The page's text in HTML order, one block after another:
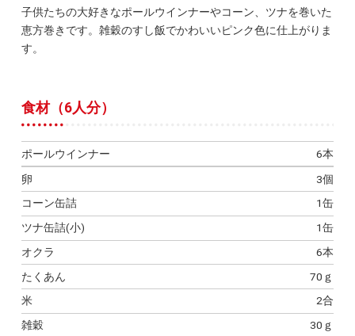
子供たちの大好きなポールウインナーやコーン、ツナを巻いた
恵方巻きです。雑穀のすし飯でかわいいピンク色に仕上がりま
す。
食材（6人分）
ポールウインナー
6本
卵
3個
コーン缶詰
1缶
ツナ缶詰(小)
1缶
オクラ
6本
たくあん
70ｇ
米
2合
雑穀
30ｇ